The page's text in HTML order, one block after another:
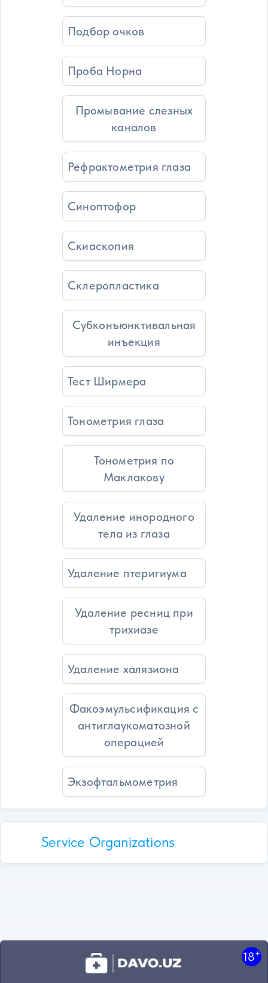
Подбор очков
Проба Норна
Промывание слезных
каналов
Рефрактометрия глаза
Синоптофор
Скиаскопия
Склеропластика
Субконъюнктивальная
инъекция
Тест Ширмера
Тонометрия глаза
Тонометрия по
Маклакову
Удаление инородного
тела из глаза
Удаление птеригиума
Удаление ресниц при
трихиазе
Удаление халязиона
Факоэмульсификация с
антиглаукоматозной
операцией
Экзофтальмометрия
Service Organizations
18+